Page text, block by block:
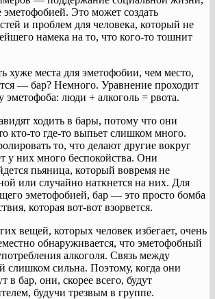
эметофобией. Это может создать
и проблем для человека, который не
намека на то, что кого-то тошнит
хуже места для эметофобии, чем место,
— бар? Немного. Уравнение проходит
эметофоба: люди + алкоголь = рвота.
ходить в бары, потому что они
кто-то где-то выпьет слишком много.
то, что делают другие вокруг
у них много беспокойства. Они
пьяница, который вовремя не
или случайно наткнется на них. Для
эметофобией, бар — это просто бомба
которая вот-вот взорвется.
вещей, которых человек избегает, очень
обнаруживается, что эметофобный
алкоголя. Связь между
слишком сильна. Поэтому, когда они
в бар, они, скорее всего, будут
будучи трезвым в группе.